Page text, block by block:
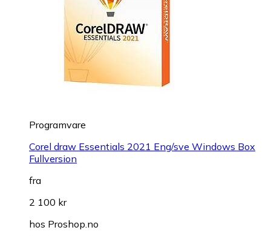
Programvare
Corel draw Essentials 2021 Eng/sve Windows Box
Fullversion
fra
2 100 kr
hos Proshop.no